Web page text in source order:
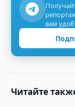
вам
Читайте